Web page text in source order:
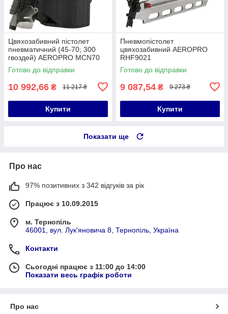
Цвяхозабивний пістолет
пневматичний (45-70; 300
гвоздей) AEROPRO MCN70
Готово до відправки
10 992,66 ₴ 11 217 ₴
Купити
Пневмопістолет
цвяхозабивний AEROPRO
RHF9021
Готово до відправки
9 087,54 ₴ 9 273 ₴
Купити
Показати ще
Про нас
97% позитивних з 342 відгуків за рік
Працює з 10.09.2015
м. Тернопіль
46001, вул. Лук'яновича 8, Тернопіль, Україна
Контакти
Сьогодні працює з 11:00 до 14:00
Показати весь графік роботи
Про нас